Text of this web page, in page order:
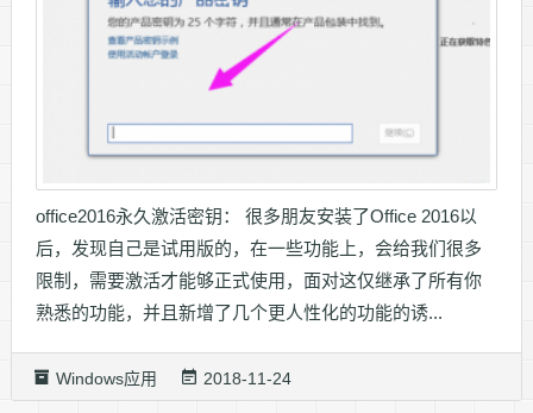
office2016永久激活密钥： 很多朋友安装了Office 2016以
后，发现自己是试用版的，在一些功能上，会给我们很多
限制，需要激活才能够正式使用，面对这仅继承了所有你
熟悉的功能，并且新增了几个更人性化的功能的诱...
Windows应用 2018-11-24